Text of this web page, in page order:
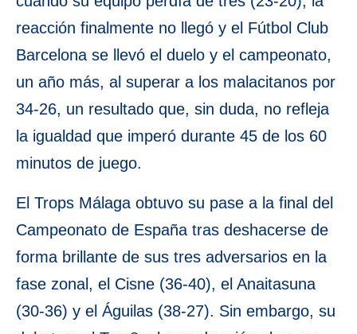
reacción finalmente no llegó y el Fútbol Club
Barcelona se llevó el duelo y el campeonato,
un año más, al superar a los malacitanos por
34-26, un resultado que, sin duda, no refleja
la igualdad que imperó durante 45 de los 60
minutos de juego.
El Trops Málaga obtuvo su pase a la final del
Campeonato de España tras deshacerse de
forma brillante de sus tres adversarios en la
fase zonal, el Cisne (36-40), el Anaitasuna
(30-36) y el Águilas (38-27). Sin embargo, su